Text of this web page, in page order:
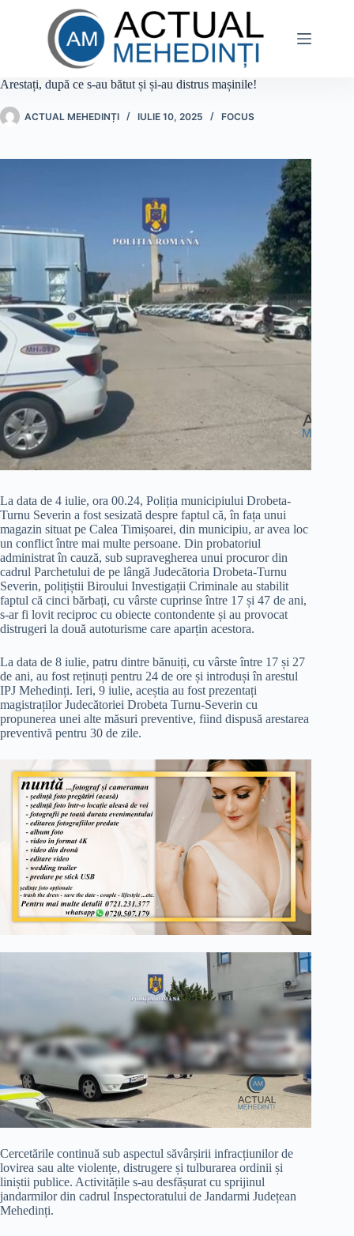
Arestați, după ce s-au bătut și și-au distrus mașinile!
ACTUAL MEHEDINȚI IULIE 10, 2025 FOCUS
La data de 4 iulie, ora 00.24, Poliția municipiului Drobeta-
Turnu Severin a fost sesizată despre faptul că, în fața unui
magazin situat pe Calea Timișoarei, din municipiu, ar avea loc
un conflict între mai multe persoane. Din probatoriul
administrat în cauză, sub supravegherea unui procuror din
cadrul Parchetului de pe lângă Judecătoria Drobeta-Turnu
Severin, polițiștii Biroului Investigații Criminale au stabilit
faptul că cinci bărbați, cu vârste cuprinse între 17 și 47 de ani,
s-ar fi lovit reciproc cu obiecte contondente și au provocat
distrugeri la două autoturisme care aparțin acestora.
La data de 8 iulie, patru dintre bănuiți, cu vârste între 17 și 27
de ani, au fost reținuți pentru 24 de ore și introduși în arestul
IPJ Mehedinți. Ieri, 9 iulie, aceștia au fost prezentați
magistraților Judecătoriei Drobeta Turnu-Severin cu
propunerea unei alte măsuri preventive, fiind dispusă arestarea
preventivă pentru 30 de zile.
Cercetările continuă sub aspectul săvârșirii infracțiunilor de
lovirea sau alte violențe, distrugere și tulburarea ordinii și
liniștii publice. Activitățile s-au desfășurat cu sprijinul
jandarmilor din cadrul Inspectoratului de Jandarmi Județean
Mehedinți.